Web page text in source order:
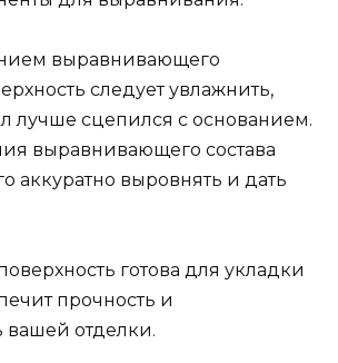
выравнивающего
следует увлажнить,
лучше сцепился с основанием.
выравнивающего состава
аккуратно выровнять и дать
готова для укладки
прочность и
вашей отделки.